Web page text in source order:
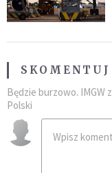
Będzie burzowo. IMGW
Polski